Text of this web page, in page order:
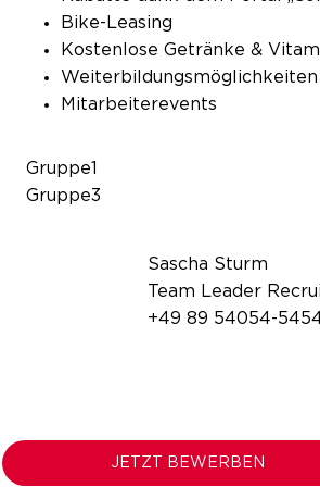
Bike-Leasing
Kostenlose Getränke &
Weiterbildungsmöglichkeiten
Mitarbeiterevents
Gruppe1
Gruppe3
Sascha Sturm
Team Leader
+49 89 54054-
JETZT BEWERBEN